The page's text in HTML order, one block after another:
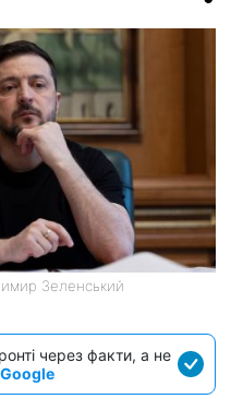
Зеленський
через факти, а не